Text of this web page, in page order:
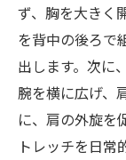
ず、胸を大きく
を背中の後ろで
出します。次に
腕を横に広げ、
に、肩の外旋を
トレッチを日常